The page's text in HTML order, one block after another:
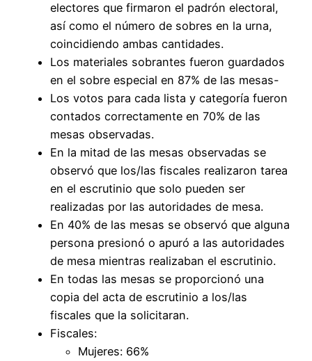
electores que firmaron el padrón electoral,
así como el número de sobres en la urna,
coincidiendo ambas cantidades.
Los materiales sobrantes fueron guardados
en el sobre especial en 87% de las mesas-
Los votos para cada lista y categoría fueron
contados correctamente en 70% de las
mesas observadas.
En la mitad de las mesas observadas se
observó que los/las fiscales realizaron tarea
en el escrutinio que solo pueden ser
realizadas por las autoridades de mesa.
En 40% de las mesas se observó que alguna
persona presionó o apuró a las autoridades
de mesa mientras realizaban el escrutinio.
En todas las mesas se proporcionó una
copia del acta de escrutinio a los/las
fiscales que la solicitaran.
Fiscales:
Mujeres: 66%